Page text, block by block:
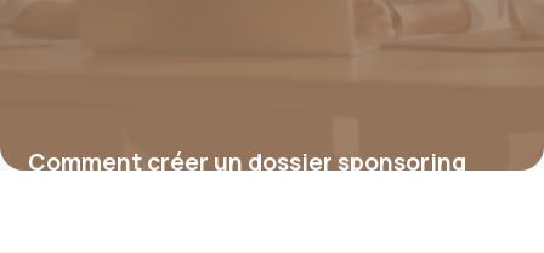
Comment créer un dossier sponsoring